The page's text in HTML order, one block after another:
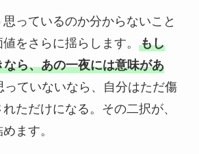
っているのか分からないこと
をさらに揺らします。 もし
ら、あの一夜には意味があ
っていないなら、自分はただ傷
ただけになる。その二択が、
ます。